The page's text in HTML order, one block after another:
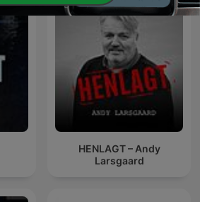
HENLAGT – Andy
Larsgaard